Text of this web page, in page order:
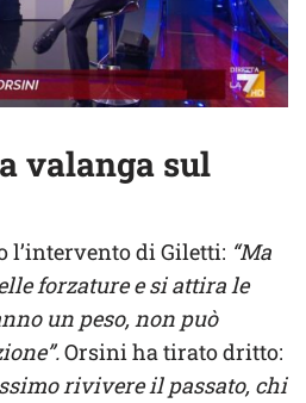
valanga sul
l’intervento di Giletti: “Ma
forzature e si attira le
un peso, non può
Orsini ha tirato dritto:
rivivere il passato, chi